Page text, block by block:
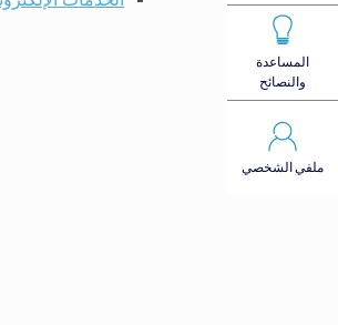
المساعدة
والنصائح
ملفي الشخصي